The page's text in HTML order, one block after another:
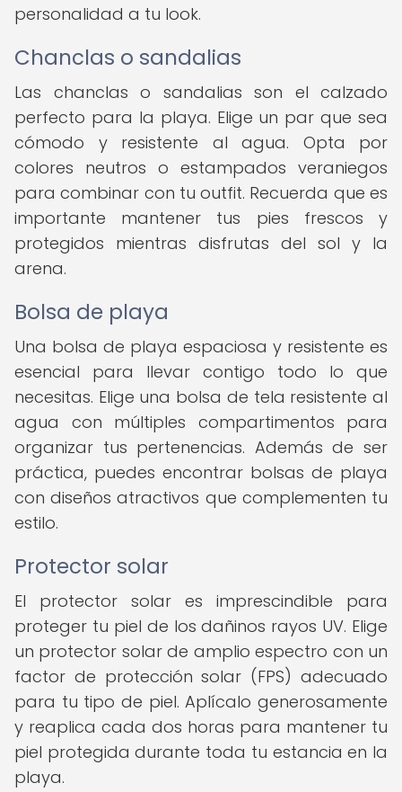
personalidad a tu look.
Chanclas o sandalias
Las chanclas o sandalias son el calzado
perfecto para la playa. Elige un par que sea
cómodo y resistente al agua. Opta por
colores neutros o estampados veraniegos
para combinar con tu outfit. Recuerda que es
importante mantener tus pies frescos y
protegidos mientras disfrutas del sol y la
arena.
Bolsa de playa
Una bolsa de playa espaciosa y resistente es
esencial para llevar contigo todo lo que
necesitas. Elige una bolsa de tela resistente al
agua con múltiples compartimentos para
organizar tus pertenencias. Además de ser
práctica, puedes encontrar bolsas de playa
con diseños atractivos que complementen tu
estilo.
Protector solar
El protector solar es imprescindible para
proteger tu piel de los dañinos rayos UV. Elige
un protector solar de amplio espectro con un
factor de protección solar (FPS) adecuado
para tu tipo de piel. Aplícalo generosamente
y reaplica cada dos horas para mantener tu
piel protegida durante toda tu estancia en la
playa.